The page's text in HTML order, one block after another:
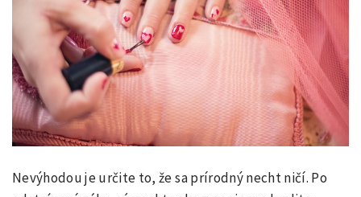
Nevýhodou je určite to, že sa prírodný necht ničí. Po